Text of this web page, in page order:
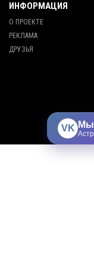
ИНФОРМАЦИЯ
О ПРОЕКТЕ
РЕКЛАМА
ДРУЗЬЯ
VK Мы